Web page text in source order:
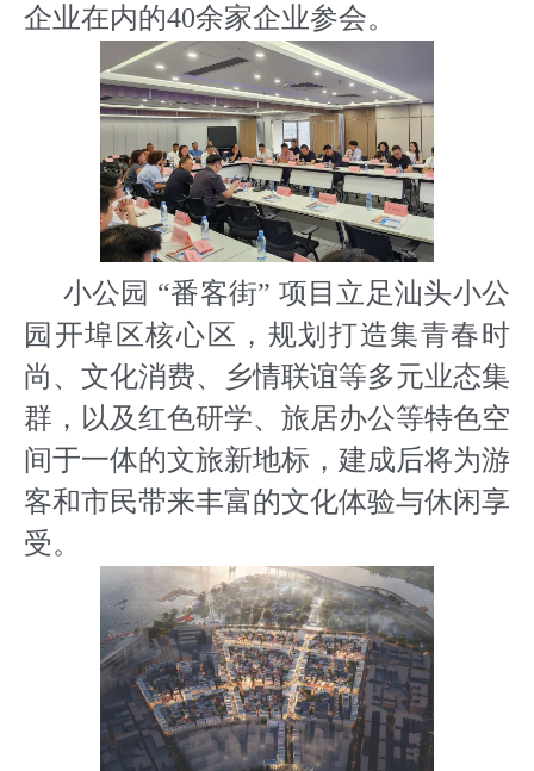
企业在内的40余家企业参会。
小公园 “番客街” 项目立足汕头小公
园开埠区核心区，规划打造集青春时
尚、文化消费、乡情联谊等多元业态集
群，以及红色研学、旅居办公等特色空
间于一体的文旅新地标，建成后将为游
客和市民带来丰富的文化体验与休闲享
受。